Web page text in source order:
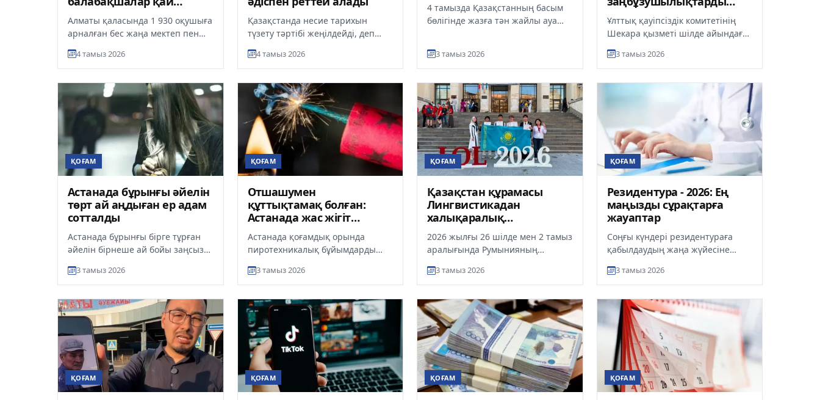
жатыр?
Алматы қаласында 1 930 оқушыға
арналған бес жаңа мектеп пен
құрылысы жүргізілуде. Соным...
4 тамыз 2026
Қазақстанда несие тарихын
түзету тәртібі жеңілдейді, деп
түзету не үшін маңызды? Қ...
4 тамыз 2026
4 тамызда Қазақстанның басым
бөлігінде жазға тән жайлы ауа
3 тамыз 2026
жариялады
Ұлттық қауіпсіздік комитетінің
Шекара қызметі шілде айындағы
жариялады. Ресми мәліметке
сәйкес,...
3 тамыз 2026
ҚОҒАМ
Астанада бұрынғы әйелін
төрт ай аңдыған ер адам
сотталды
Астанада бұрынғы бірге тұрған
әйелін бірнеше ай бойы заңсыз
шықты, деп хабарлайды ult.k...
3 тамыз 2026
ҚОҒАМ
Отшашумен
құттықтамақ болған:
Астанада жас жігіт
әкімшілік қамауға
алынды
Астанада қоғамдық орында
пиротехникалық бұйымдарды
жігіт әкімшілік жауапкершілікке
та...
3 тамыз 2026
ҚОҒАМ
Қазақстан құрамасы
Лингвистикадан
халықаралық
олимпиадада тарихи
нәтиже көрсетті
2026 жылғы 26 шілде мен 2 тамыз
аралығында Румынияның
Лингвистикадан халықаралық
олимпиада (IOL)...
3 тамыз 2026
ҚОҒАМ
Резидентура - 2026: Ең
маңызды сұрақтарға
жауаптар
Соңғы күндері резидентураға
қабылдаудың жаңа жүйесіне
туындауда. Біз жас дәрігерлердің
алаңд...
3 тамыз 2026
ҚОҒАМ ҚОҒАМ ҚОҒАМ ҚОҒАМ